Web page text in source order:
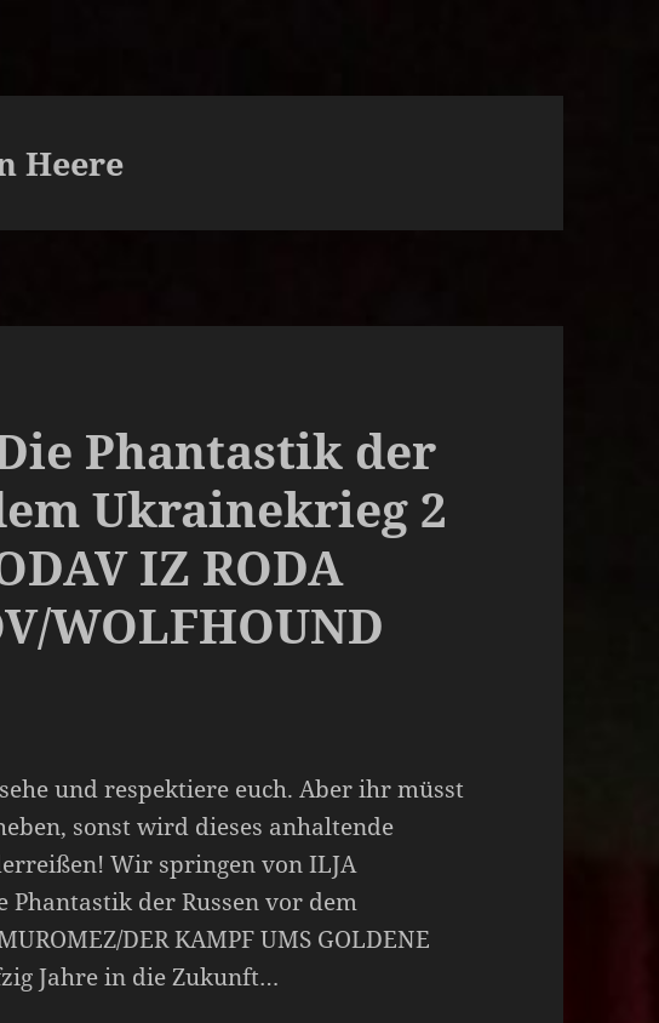
Heere
Phantastik der
Ukrainekrieg 2
IZ RODA
WOLFHOUND
und respektiere euch. Aber ihr müsst
sonst wird dieses anhaltende
Wir springen von ILJA
Phantastik der Russen vor dem
DER KAMPF UMS GOLDENE
Jahre in die Zukunft…